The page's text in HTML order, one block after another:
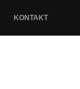
KONTAKT